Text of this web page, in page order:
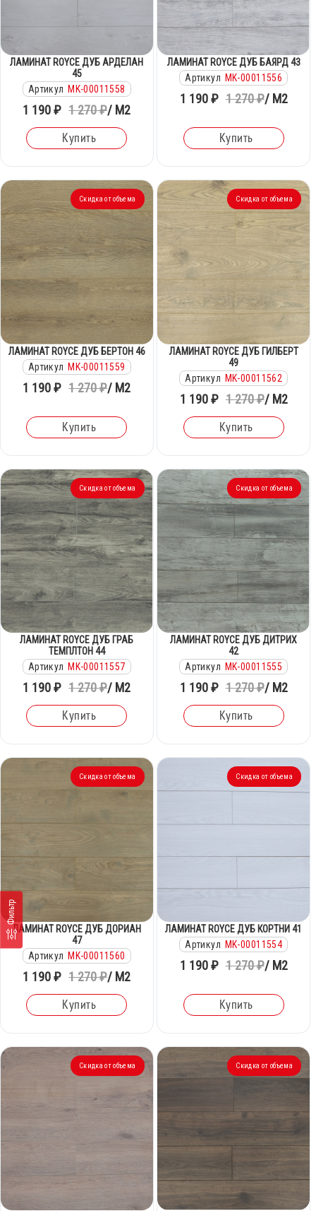
ЛАМИНАТ ROYCE ДУБ АРДЕЛАН
45
Артикул MK-00011558
1 190 ₽ 1 270 ₽/ М2
Купить
ЛАМИНАТ ROYCE ДУБ БАЯРД 43
Артикул MK-00011556
1 190 ₽ 1 270 ₽/ М2
Купить
Скидка от объема
ЛАМИНАТ ROYCE ДУБ БЕРТОН 46
Артикул MK-00011559
1 190 ₽ 1 270 ₽/ М2
Купить
Скидка от объема
ЛАМИНАТ ROYCE ДУБ ГИЛБЕРТ
49
Артикул MK-00011562
1 190 ₽ 1 270 ₽/ М2
Купить
Скидка от объема
ЛАМИНАТ ROYCE ДУБ ГРАБ
ТЕМПЛТОН 44
Артикул MK-00011557
1 190 ₽ 1 270 ₽/ М2
Купить
Скидка от объема
ЛАМИНАТ ROYCE ДУБ ДИТРИХ
42
Артикул MK-00011555
1 190 ₽ 1 270 ₽/ М2
Купить
Скидка от объема
ЛАМИНАТ ROYCE ДУБ ДОРИАН
47
Артикул MK-00011560
1 190 ₽ 1 270 ₽/ М2
Купить
Скидка от объема
ЛАМИНАТ ROYCE ДУБ КОРТНИ 41
Артикул MK-00011554
1 190 ₽ 1 270 ₽/ М2
Купить
Скидка от объема Скидка от объема
Фильтр